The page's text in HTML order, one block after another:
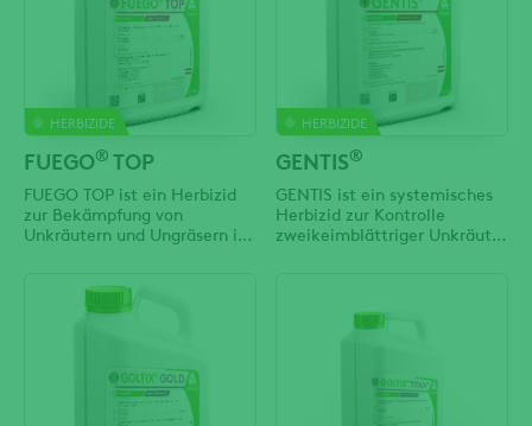
ein, wird mit dem Saftstrom
in der Pflanze verteilt
Bekämpfungserfolg wird dann
HERBIZIDE
FUEGO®TOP
FUEGO TOP ist ein Herbizid
zur Bekämpfung von
Unkräutern und Ungräsern im
über das Blatt aufgenommen.
Die Unkräuter werden
Stadium erfasst. Ein guter
Bekämpfungserfolg wird dann
erzielt, wenn
HERBIZIDE
GENTIS®
GENTIS ist ein systemisches
Herbizid zur Kontrolle
zweikeimblättriger Unkräuter
über die Blätter
aufgenommen. Die
Fluroxypyr und
Dichlorphenoxyessigsäure